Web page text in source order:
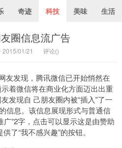
奇迹 科技 美味 生活
圈信息流广告
01/21 评论()
友发现，腾讯微信已开始悄然在
着微信将在商业化方面迈出出重
发现自 己朋友圈内被“插入”了一
信息。该信息展现形式与普通信
”2字，点击可以显示这是由赞助
了“我不感兴趣”的按钮。